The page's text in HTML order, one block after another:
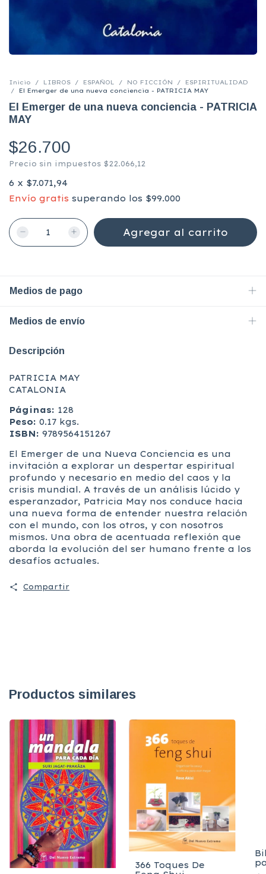
Inicio / LIBROS / ESPAÑOL / NO FICCIÓN /
ESPIRITUALIDAD
/
El Emerger de una nueva conciencia - PATRICIA MAY
El Emerger de una nueva conciencia - PATRICIA
MAY
$26.700
Precio sin impuestos $22.066,12
6 x $7.071,94
Envío gratis superando los $99.000
Medios de pago
Medios de envío
Descripción
PATRICIA MAY
CATALONIA
Páginas: 128
Peso: 0.17 kgs.
ISBN: 9789564151267
El Emerger de una Nueva Conciencia es una
invitación a explorar un despertar espiritual
profundo y necesario en medio del caos y la
crisis mundial. A través de un análisis lúcido y
esperanzador, Patricia May nos conduce hacia
una nueva forma de entender nuestra relación
con el mundo, con los otros, y con nosotros
mismos. Una obra de acentuada reflexión que
aborda la evolución del ser humano frente a los
desafíos actuales.
Compartir
Productos similares
366 Toques De